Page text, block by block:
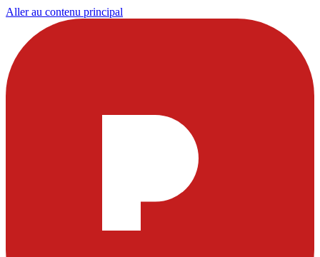
Aller au contenu principal